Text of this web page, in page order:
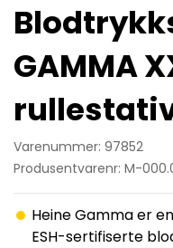
GAMMA
Varenummer: 97852
Produsentvarenr: M-
Heine Gamma er
ESH-sertifiserte